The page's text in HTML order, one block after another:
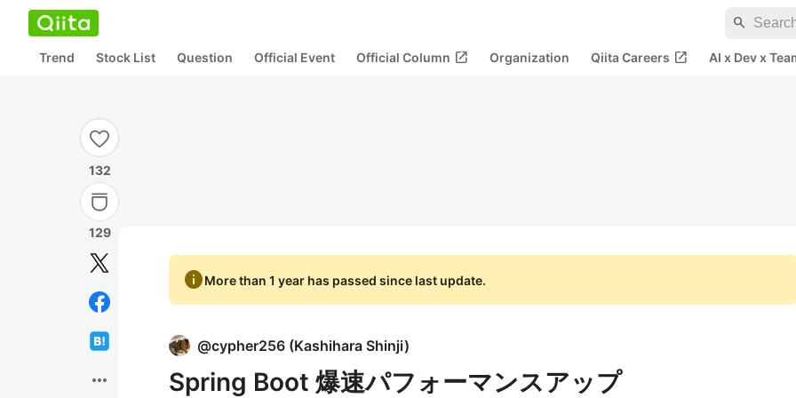
search
Trend Stock List Question Official Event Official Column open_in_new Organization Qiita Careers open_in_new AI x Dev x
132
129
more_horiz
infoMore than 1 year has passed since last update.
@cypher256 (Kashihara Shinji)
Spring Boot 爆速パフォーマンスアップ